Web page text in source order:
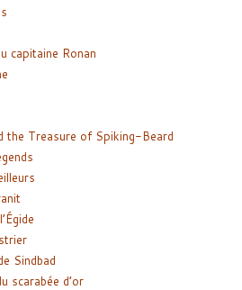
capitaine Ronan
the Treasure of Spiking-Beard
Sindbad
scarabée d’or